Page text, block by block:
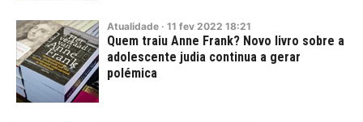
Atualidade · 11 fev 2022 18:21
Quem traiu Anne Frank? Novo livro sobre a
adolescente judia continua a gerar
polémica